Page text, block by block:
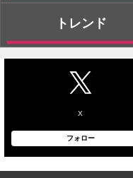
トレンド
X
フォロー